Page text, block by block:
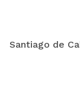
Santiago de